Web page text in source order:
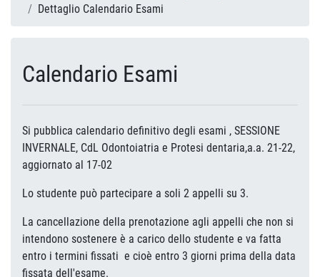
Dettaglio Calendario Esami
Calendario Esami
Si pubblica calendario definitivo degli esami , SESSIONE
INVERNALE, CdL Odontoiatria e Protesi dentaria,a.a. 21-22,
aggiornato al 17-02
Lo studente può partecipare a soli 2 appelli su 3.
La cancellazione della prenotazione agli appelli che non si
intendono sostenere è a carico dello studente e va fatta
entro i termini fissati e cioè entro 3 giorni prima della data
fissata dell'esame.